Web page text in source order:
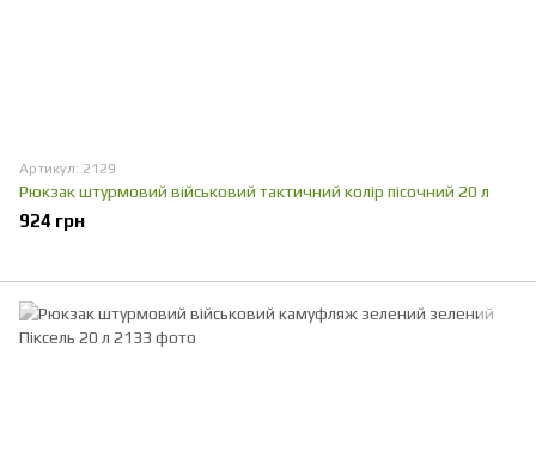
Артикул: 2129
Рюкзак штурмовий військовий тактичний колір пісочний 20 л
924 грн